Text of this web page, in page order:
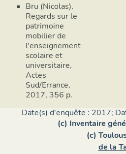
Bru (Nicolas),
Regards sur le
patrimoine
mobilier de
l'enseignement
scolaire et
universitaire,
Actes
Sud/Errance,
2017, 356 p.
Date(s) d'enquête : 2017;
(c) Inventaire
(c)
de la